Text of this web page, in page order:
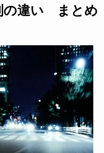
の違い まとめ